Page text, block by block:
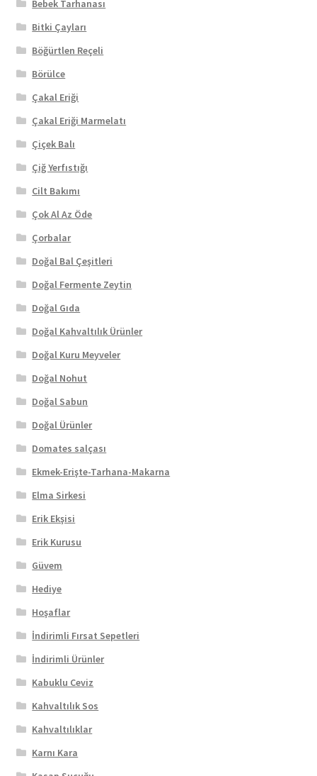
Bebek Tarhanası
Bitki Çayları
Böğürtlen Reçeli
Börülce
Çakal Eriği
Çakal Eriği Marmelatı
Çiçek Balı
Çiğ Yerfıstığı
Cilt Bakımı
Çok Al Az Öde
Çorbalar
Doğal Bal Çeşitleri
Doğal Fermente Zeytin
Doğal Gıda
Doğal Kahvaltılık Ürünler
Doğal Kuru Meyveler
Doğal Nohut
Doğal Sabun
Doğal Ürünler
Domates salçası
Ekmek-Erişte-Tarhana-Makarna
Elma Sirkesi
Erik Ekşisi
Erik Kurusu
Güvem
Hediye
Hoşaflar
İndirimli Fırsat Sepetleri
İndirimli Ürünler
Kabuklu Ceviz
Kahvaltılık Sos
Kahvaltılıklar
Karnı Kara